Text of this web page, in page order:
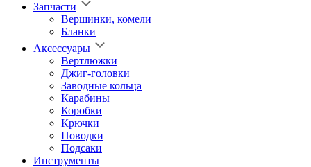
Запчасти
Вершинки, комели
Бланки
Аксессуары
Вертлюжки
Джиг-головки
Заводные кольца
Карабины
Коробки
Крючки
Поводки
Подсаки
Инструменты